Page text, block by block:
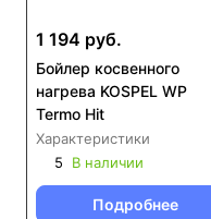
1 194 руб.
Бойлер косвенного
нагрева KOSPEL WP
Termo Hit
Характеристики
5
В наличии
Подробнее